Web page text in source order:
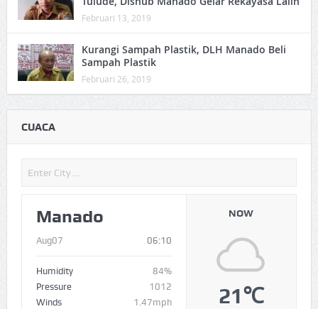
Februari 13, 2019
Kurangi Sampah Plastik, DLH Manado Beli
Sampah Plastik
Februari 26, 2019
CUACA
Manado
Aug07 06:10
Humidity
84%
Pressure
1012
Winds
1.47mph
NOW
21℃